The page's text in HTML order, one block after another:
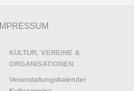
IMPRESSUM
KULTUR, VEREINE &
ORGANISATIONEN
Veranstaltungskalender